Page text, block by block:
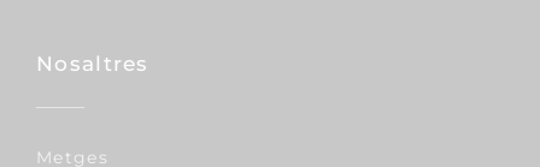
Nosaltres
Metges